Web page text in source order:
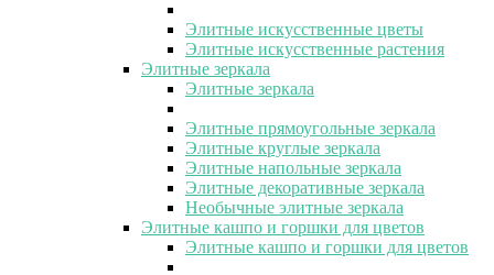
Элитные искусственные цветы
Элитные искусственные растения
Элитные зеркала
Элитные зеркала
Элитные прямоугольные зеркала
Элитные круглые зеркала
Элитные напольные зеркала
Элитные декоративные зеркала
Необычные элитные зеркала
Элитные кашпо и горшки для цветов
Элитные кашпо и горшки для цветов